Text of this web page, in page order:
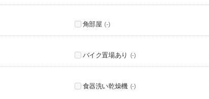
角部屋 (-)
バイク置場あり (-)
食器洗い乾燥機 (-)